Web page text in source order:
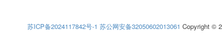
苏ICP备2024117842号-1 苏公网安备32050602013061 Copyright ©